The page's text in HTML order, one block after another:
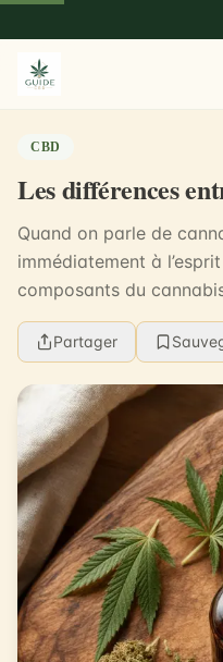
CBD
Les différences
Quand on parle de
immédiatement à
composants du
profondément
adu...Partager